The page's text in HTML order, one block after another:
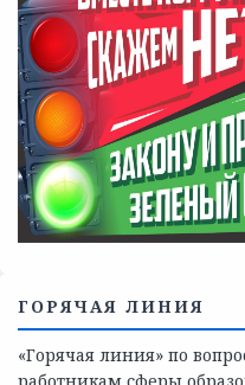
Телефоны учреждений,
поддержки,
помощь детям и
области
СКАЖИ КОРРУПЦИИ